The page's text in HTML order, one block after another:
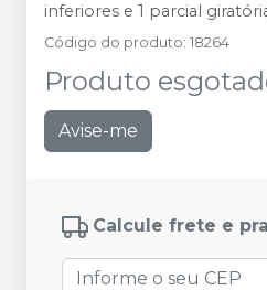
inferiores e 1 parcial
Código do produto: 18264
Produto
Avise-me
Calcule frete e